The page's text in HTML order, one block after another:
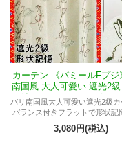
カーテン 《パミールFプジ
南国風 大人可愛い 遮光2級
ス付きフラット アイボリー
アムチューリップ柄
バリ南国風大人可愛い遮光2級カ
バランス付きフラットで形状記
サイアムチューリップ柄。
3,080円(税込)